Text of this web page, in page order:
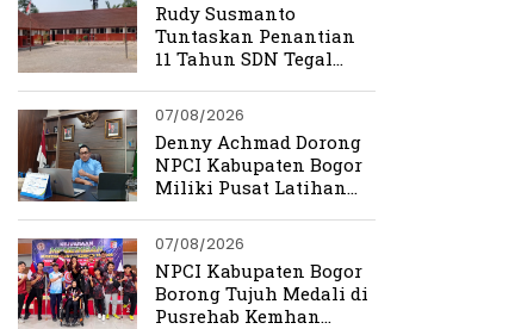
Rudy Susmanto
Tuntaskan Penantian
11 Tahun SDN Tegal
07/08/2026
Denny Achmad Dorong
NPCI Kabupaten Bogor
Miliki Pusat Latihan
07/08/2026
NPCI Kabupaten Bogor
Borong Tujuh Medali di
Pusrehab Kemhan